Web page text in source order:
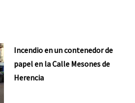
Incendio en un contenedor de
papel en la Calle Mesones de
Herencia